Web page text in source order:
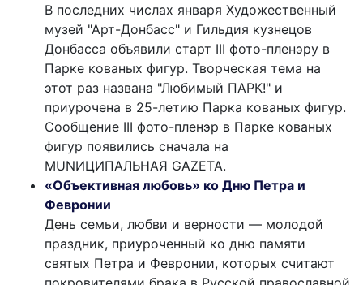
В последних числах января Художественный
музей "Арт-Донбасс" и Гильдия кузнецов
Донбасса объявили старт III фото-пленэру в
Парке кованых фигур. Творческая тема на
этот раз названа "Любимый ПАРК!" и
приурочена в 25-летию Парка кованых фигур.
Сообщение III фото-пленэр в Парке кованых
фигур появились сначала на
MUNИЦИПАЛЬНАЯ GAZЕТА.
«Объективная любовь» ко Дню Петра и
Февронии
День семьи, любви и верности — молодой
праздник, приуроченный ко дню памяти
святых Петра и Февронии, которых считают